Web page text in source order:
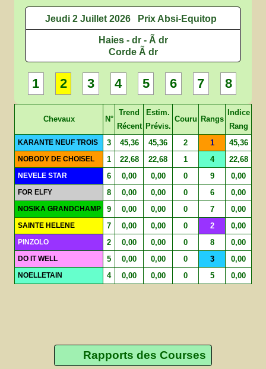
Jeudi 2 Juillet 2026
Prix Absi-Equitop
Haies - dr - Ã dr
Corde Ã dr
1 2 3 4 5 6 7 8
Chevaux N°
Trend
Récent
Estim.
Prévis.
Couru Rangs
Indice
Rang
KARANTE NEUF TROIS 3 45,36 45,36 2 1 45,36
NOBODY DE CHOISEL 1 22,68 22,68 1 4 22,68
NEVELE STAR 6 0,00 0,00 0 9 0,00
FOR ELFY 8 0,00 0,00 0 6 0,00
NOSIKA GRANDCHAMP 9 0,00 0,00 0 7 0,00
SAINTE HELENE 7 0,00 0,00 0 2 0,00
PINZOLO 2 0,00 0,00 0 8 0,00
DO IT WELL 5 0,00 0,00 0 3 0,00
NOELLETAIN 4 0,00 0,00 0 5 0,00
Rapports des Courses